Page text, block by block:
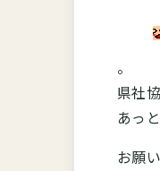
。
県社
あっ
お願